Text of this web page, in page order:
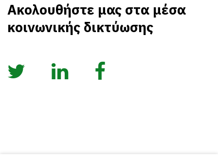
Ακολουθήστε μας στα μέσα
κοινωνικής δικτύωσης